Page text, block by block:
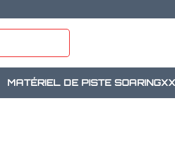
MATÉRIEL DE PISTE SOARINGXX